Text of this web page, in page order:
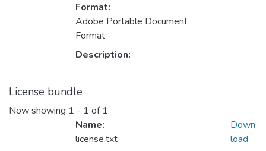
Format:
Adobe Portable Document
Format
Description:
License bundle
Now showing 1 - 1 of 1
Name:
license.txt
Down
load